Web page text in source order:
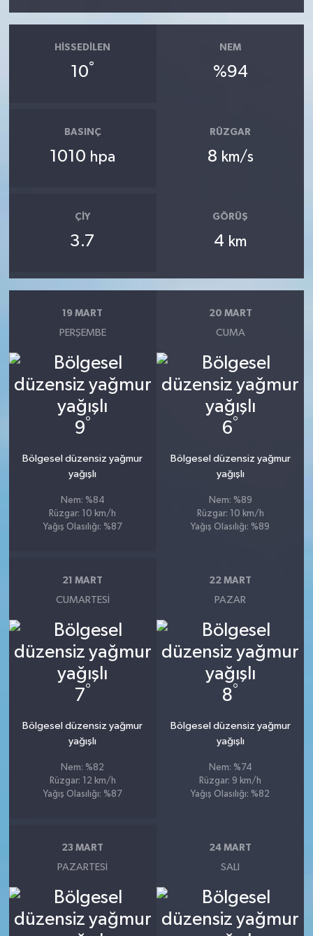
HISSEDILEN
10°
NEM
%94
BASINÇ
1010 hpa
RÜZGAR
8 km/s
ÇIY
3.7
GÖRÜŞ
4 km
19 MART
PERŞEMBE
9°
Bölgesel düzensiz yağmur
yağışlı
Nem: %84
Rüzgar: 10 km/h
Yağış Olasılığı: %87
20 MART
CUMA
6°
Bölgesel düzensiz yağmur
yağışlı
Nem: %89
Rüzgar: 10 km/h
Yağış Olasılığı: %89
21 MART
CUMARTESI
7°
Bölgesel düzensiz yağmur
yağışlı
Nem: %82
Rüzgar: 12 km/h
Yağış Olasılığı: %87
22 MART
PAZAR
8°
Bölgesel düzensiz yağmur
yağışlı
Nem: %74
Rüzgar: 9 km/h
Yağış Olasılığı: %82
23 MART
PAZARTESI
24 MART
SALI